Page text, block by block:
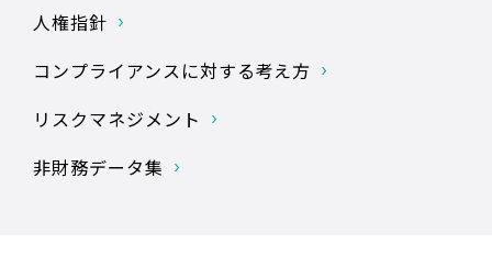
人権指針
コンプライアンスに対する考え方
リスクマネジメント
非財務データ集